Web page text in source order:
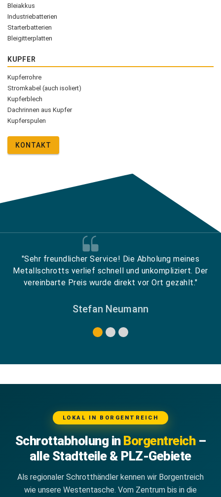
Bleiakkus
Industriebatterien
Starterbatterien
Bleigitterplatten
KUPFER
Kupferrohre
Stromkabel (auch isoliert)
Kupferblech
Dachrinnen aus Kupfer
Kupferspulen
KONTAKT
"Sehr freundlicher Service! Die Abholung meines
Metallschrotts verlief schnell und unkompliziert. Der
vereinbarte Preis wurde direkt vor Ort gezahlt."
Stefan Neumann
LOKAL IN BORGENTREICH
Schrottabholung in Borgentreich–
alle Stadtteile & PLZ-Gebiete
Als regionaler Schrotthändler kennen wir Borgentreich
wie unsere Westentasche. Vom Zentrum bis in die